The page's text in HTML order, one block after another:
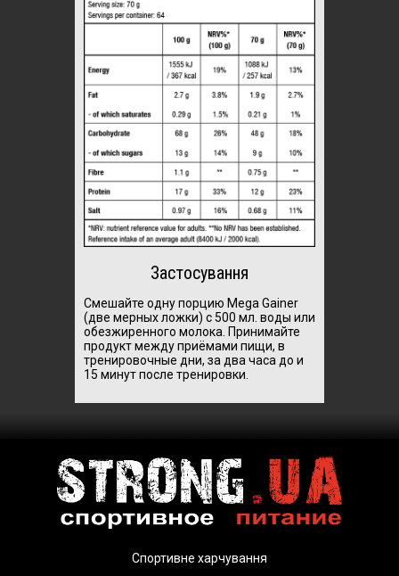
Застосування
Смешайте одну порцию Mega Gainer
(две мерных ложки) с 500 мл. воды или
обезжиренного молока. Принимайте
продукт между приёмами пищи, в
тренировочные дни, за два часа до и
15 минут после тренировки.
Спортивне харчування